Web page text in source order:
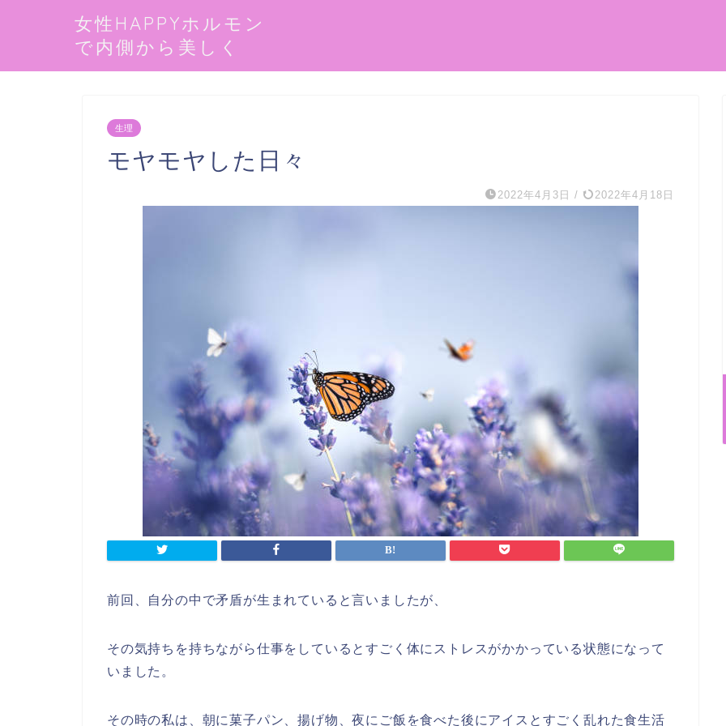
女性HAPPYホルモン
で内側から美しく
生理
モヤモヤした日々
2022年4月3日 / 2022年4月18日
前回、自分の中で矛盾が生まれていると言いましたが、
その気持ちを持ちながら仕事をしているとすごく体にストレスがかかっている状態になって
いました。
その時の私は、朝に菓子パン、揚げ物、夜にご飯を食べた後にアイスとすごく乱れた食生活